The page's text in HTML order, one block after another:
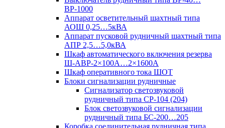
ВР-1000
Аппарат осветительный шахтный типа
АОШ 0,25…5кВА
Аппарат пусковой рудничный шахтный типа
АПР 2,5…5,0кВА
Шкаф автоматического включения резерва
Ш-АВР-2×100А…2×1600А
Шкаф оперативного тока ШОТ
Блоки сигнализации рудничные
Сигнализатор светозвуковой
рудничный типа СР-104 (204)
Блок светозвуковой сигнализации
рудничный типа БС-200…205
Коробка соединительная рудничная типа